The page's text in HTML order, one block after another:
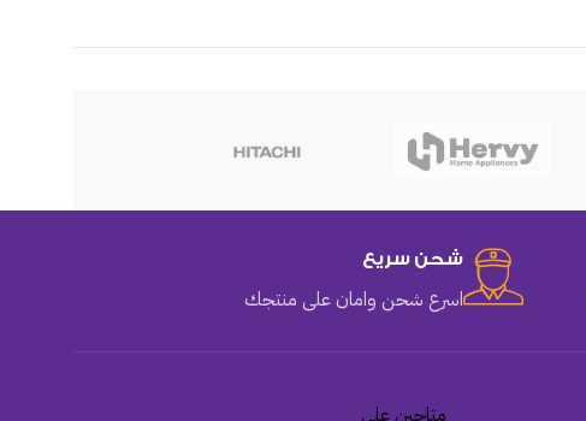
شحن سريع
اسرع شحن وامان على منتجك
متاحين على